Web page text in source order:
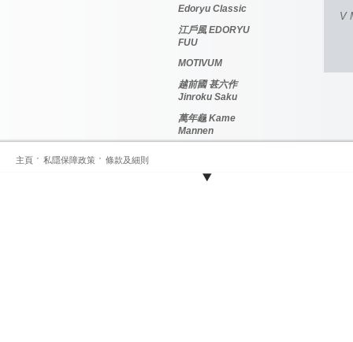
Edoryu Classic
江戶風 EDORYU
FUU
MOTIVUM
越前國 甚六作
Jinroku Saku
萬年龜 Kame
Mannen
V
主頁 私隱保障政策 條款及細則